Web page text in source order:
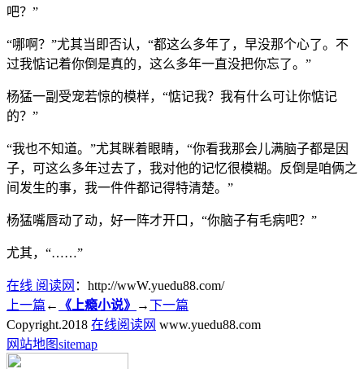
吧？”
“哪啊？”尤其当即否认，“都这么多年了，早没那个心了。不
过我惦记着你倒是真的，这么多年一直没把你忘了。”
杨猛一副受宠若惊的模样，“惦记我？我有什么可让你惦记
的？”
“我也不知道。”尤其眯着眼睛，“你看我那会儿满脑子都是因
子，可这么多年过去了，我对他的记忆很模糊。反倒是咱俩之
间发生的事，我一件件都记得特清楚。”
杨猛嘴唇动了动，好一阵才开口，“你脑子有毛病吧？”
尤其，“……”
在线 阅读网 ：http://wwW.yuedu88.com/
上一篇 ← 《上瘾小说》 →下一篇
Copyright.2018 在线阅读网 www.yuedu88.com
网站地图sitemap